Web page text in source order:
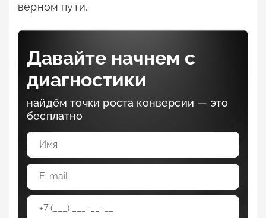
верном пути.
Давайте начнем с
диагностики
найдём точки роста конверсии — это
бесплатно